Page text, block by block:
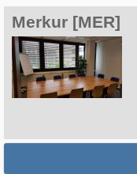
Merkur [MER]